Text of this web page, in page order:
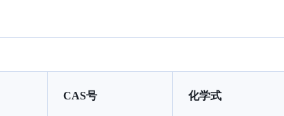
CAS号 化学式